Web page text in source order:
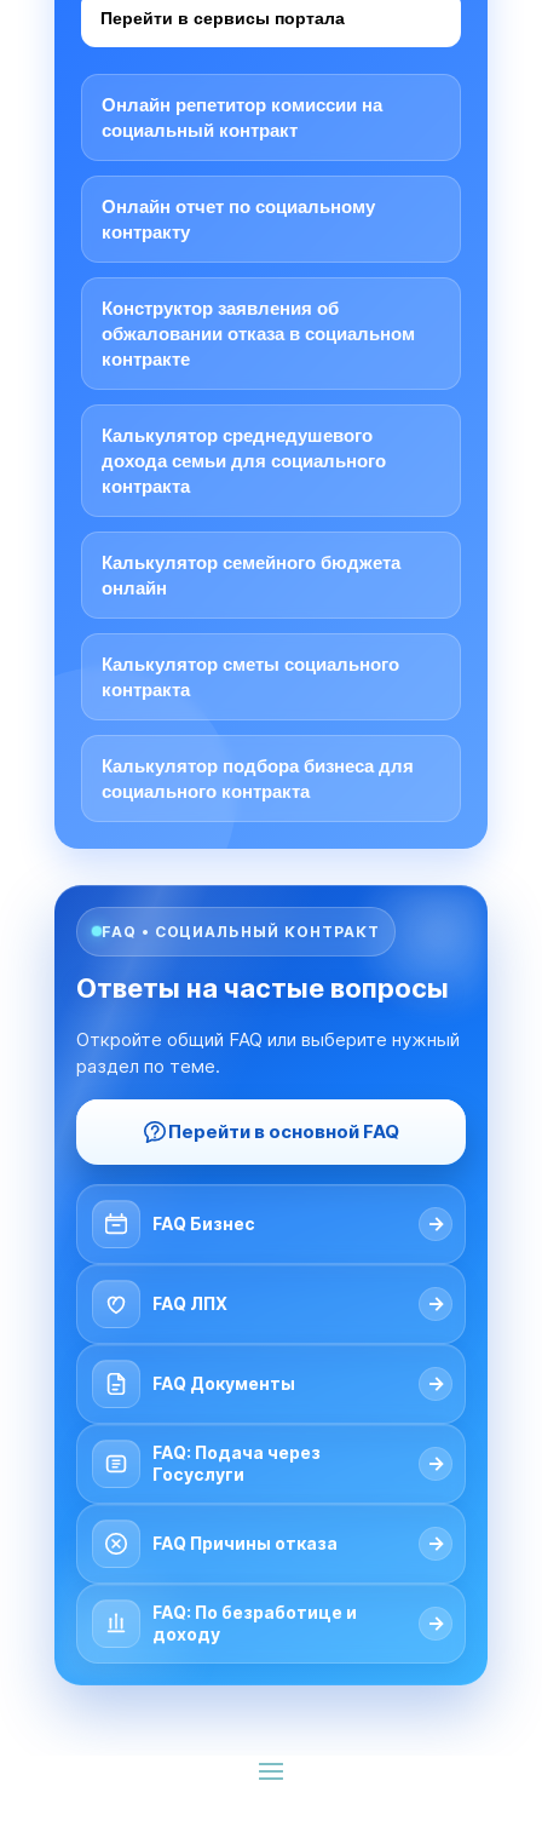
Перейти в сервисы портала
Онлайн репетитор комиссии на
социальный контракт
Онлайн отчет по социальному
контракту
Конструктор заявления об
обжаловании отказа в социальном
контракте
Калькулятор среднедушевого
дохода семьи для социального
контракта
Калькулятор семейного бюджета
онлайн
Калькулятор сметы социального
контракта
Калькулятор подбора бизнеса для
социального контракта
FAQ • СОЦИАЛЬНЫЙ КОНТРАКТ
Ответы на частые вопросы
Откройте общий FAQ или выберите нужный
раздел по теме.
Перейти в основной FAQ
FAQ Бизнес →
FAQ ЛПХ →
FAQ Документы →
FAQ: Подача через
Госуслуги
→
FAQ Причины отказа →
FAQ: По безработице и
доходу
→